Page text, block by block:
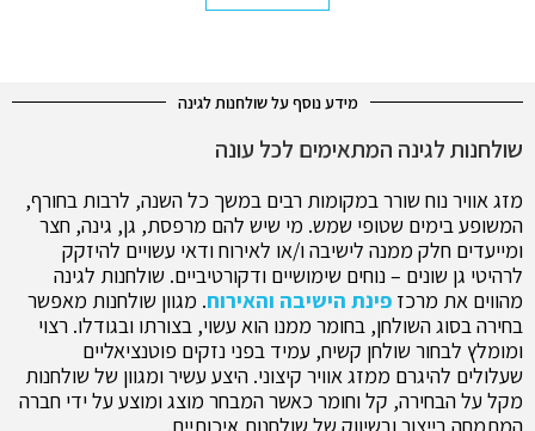
מידע נוסף על שולחנות לגינה
שולחנות לגינה המתאימים לכל עונה
מזג אוויר נוח שורר במקומות רבים במשך כל השנה, לרבות בחורף,
המשופע בימים שטופי שמש. מי שיש להם מרפסת, גן, גינה, חצר
ומייעדים חלק ממנה לישיבה ו/או לאירוח ודאי עשויים להיזקק
לרהיטי גן שונים – נוחים שימושיים ודקורטיביים. שולחנות לגינה
מהווים את מרכז פינת הישיבה והאירוח. מגוון שולחנות מאפשר
בחירה בסוג השולחן, בחומר ממנו הוא עשוי, בצורתו ובגודלו. רצוי
ומומלץ לבחור שולחן קשיח, עמיד בפני נזקים פוטנציאליים
שעלולים להיגרם ממזג אוויר קיצוני. היצע עשיר ומגוון של שולחנות
מקל על הבחירה, קל וחומר כאשר המבחר מוצג ומוצע על ידי חברה
המתמחה בייצור ובשיווק של שולחנות איכותיים.